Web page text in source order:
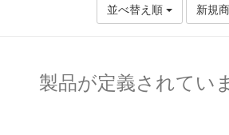
並べ替え順 新規
製品が定義されてい